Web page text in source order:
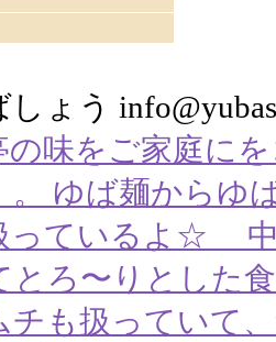
ょう
の味をご家庭に
。 ゆば麺からゆ
っているよ☆ 中
とろ〜りとした
チも扱っていて